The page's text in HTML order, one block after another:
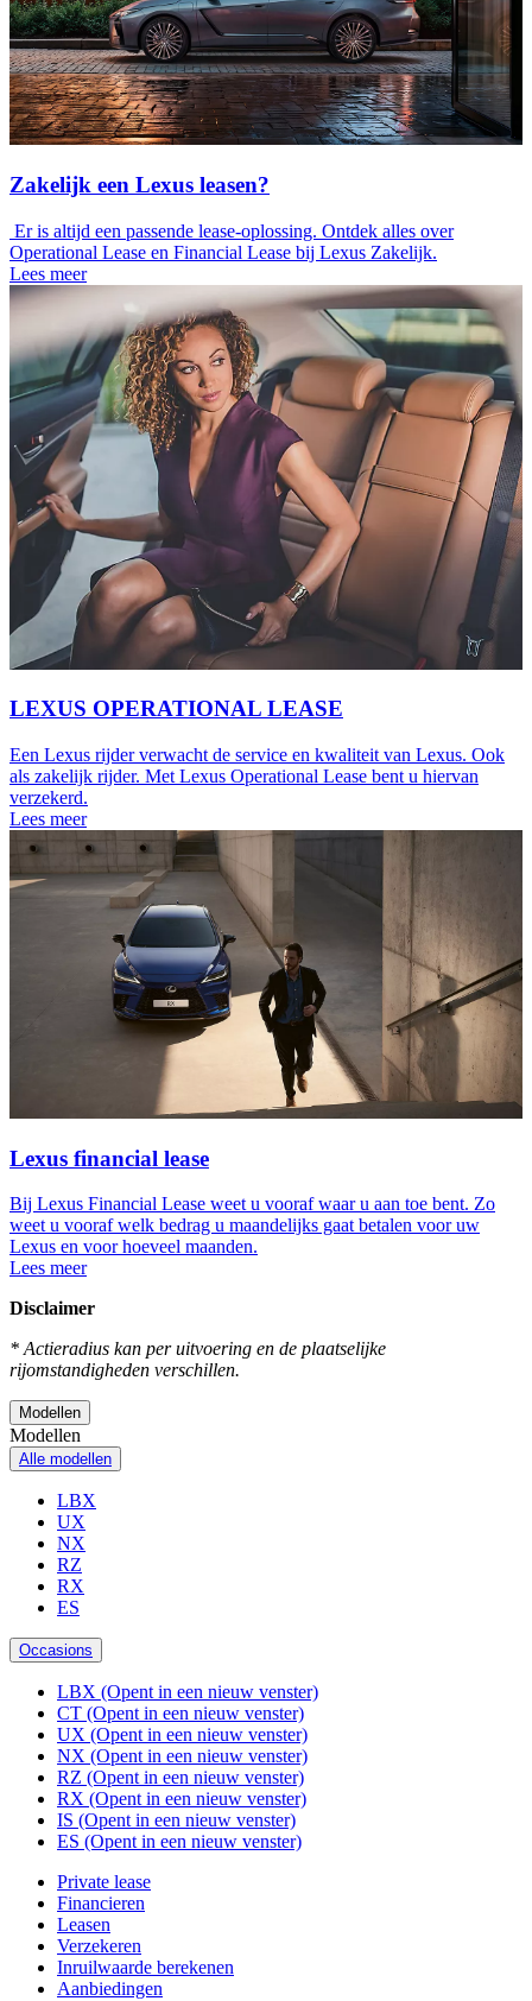
Zakelijk een Lexus leasen?
Er is altijd een passende lease-oplossing. Ontdek alles over
Operational Lease en Financial Lease bij Lexus Zakelijk.
Lees meer
LEXUS OPERATIONAL LEASE
Een Lexus rijder verwacht de service en kwaliteit van Lexus. Ook
als zakelijk rijder. Met Lexus Operational Lease bent u hiervan
verzekerd.
Lees meer
Lexus financial lease
Bij Lexus Financial Lease weet u vooraf waar u aan toe bent. Zo
weet u vooraf welk bedrag u maandelijks gaat betalen voor uw
Lexus en voor hoeveel maanden.
Lees meer
Disclaimer
* Actieradius kan per uitvoering en de plaatselijke
rijomstandigheden verschillen.
Modellen
Modellen
Alle modellen
LBX
UX
NX
RZ
RX
ES
Occasions
LBX (Opent in een nieuw venster)
CT (Opent in een nieuw venster)
UX (Opent in een nieuw venster)
NX (Opent in een nieuw venster)
RZ (Opent in een nieuw venster)
RX (Opent in een nieuw venster)
IS (Opent in een nieuw venster)
ES (Opent in een nieuw venster)
Private lease
Financieren
Leasen
Verzekeren
Inruilwaarde berekenen
Aanbiedingen